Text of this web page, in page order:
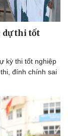
dự thi tốt
kỳ thi tốt nghiệp
đính chính sai